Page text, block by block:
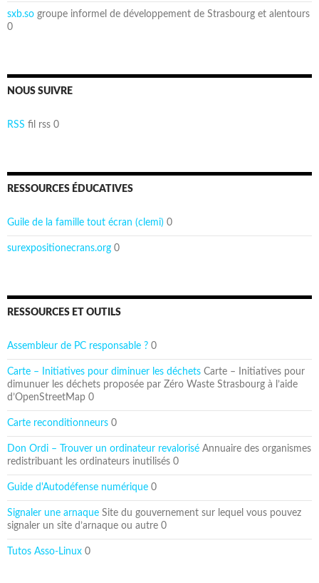
sxb.so groupe informel de développement de Strasbourg et alentours
0
NOUS SUIVRE
RSS fil rss 0
RESSOURCES ÉDUCATIVES
Guile de la famille tout écran (clemi) 0
surexpositionecrans.org 0
RESSOURCES ET OUTILS
Assembleur de PC responsable ? 0
Carte – Initiatives pour diminuer les déchets Carte – Initiatives pour
dimunuer les déchets proposée par Zéro Waste Strasbourg à l’aide
d’OpenStreetMap 0
Carte reconditionneurs 0
Don Ordi – Trouver un ordinateur revalorisé Annuaire des organismes
redistribuant les ordinateurs inutilisés 0
Guide d'Autodéfense numérique 0
Signaler une arnaque Site du gouvernement sur lequel vous pouvez
signaler un site d’arnaque ou autre 0
Tutos Asso-Linux 0